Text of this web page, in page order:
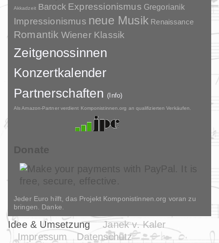
Akkadzeit Barock Expressionismus Gregorianik
Impressionismus neue Musik Renaissance
Romantik Wiener Klassik
Zeitgenossinnen
Konzertkalender
Partnerschaften(Info)
Als Amazon-Partner verdient Komponistinnen.org an qualifizierten Verkäufen.
Donate
Jeder Euro hilft, das Projekt Komponistinnen.org voran zu
bringen. Danke.
Idee & Umsetzung
Janek v. Kaler
Impressum
Datenschutz